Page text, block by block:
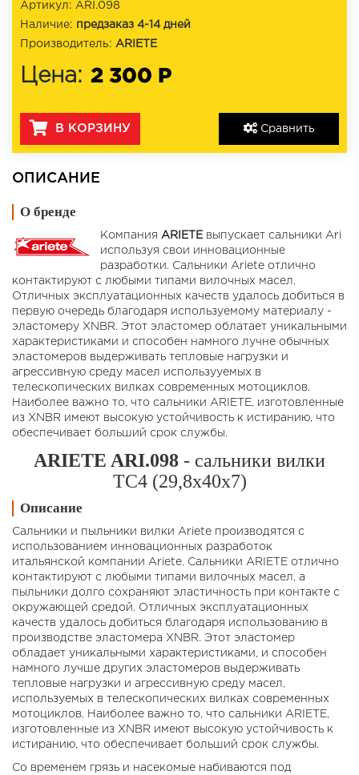
Сравнить
Артикул: ARI.098
Наличие: предзаказ 4-14 дней
Производитель: ARIETE
Цена: 2 300 Р
В КОРЗИНУ
ОПИСАНИЕ
О бренде
Компания ARIETE выпускает сальники Ari
используя свои инновационные
разработки. Сальники Ariete отлично
контактируют с любыми типами вилочных масел.
Отличных эксплуатационных качеств удалось добиться в
первую очередь благодаря используемому материалу -
эластомеру XNBR. Этот эластомер облатает уникальными
характеристиками и способен намного лучне обычных
эластомеров выдерживать тепловые нагрузки и
агрессивную среду масел использууемых в
телескопических вилках современных мотоциклов.
Наиболее важно то, что сальники ARIETE, изготовленные
из XNBR имеют высокую устойчивость к истиранию, что
обеспечивает больший срок службы.
ARIETE ARI.098 - сальники вилки
TC4 (29,8x40x7)
Описание
Сальники и пыльники вилки Ariete производятся с
использованием инновационных разработок
итальянской компании Ariete. Сальники ARIETE отлично
контактируют с любыми типами вилочных масел, а
пыльники долго сохраняют эластичность при контакте с
окружающей средой. Отличных эксплуатационных
качеств удалось добиться благодаря использованию в
производстве эластомера XNBR. Этот эластомер
обладает уникальными характеристиками, и способен
намного лучше других эластомеров выдерживать
тепловые нагрузки и агрессивную среду масел,
используемых в телескопических вилках современных
мотоциклов. Наиболее важно то, что сальники ARIETE,
изготовленные из XNBR имеют высокую устойчивость к
истиранию, что обеспечивает больший срок службы.
Со временем грязь и насекомые набиваются под